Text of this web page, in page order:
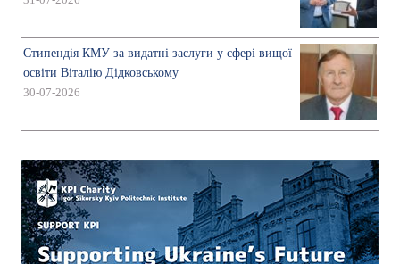
Стипендія КМУ за видатні заслуги у сфері вищої
освіти Віталію Дідковському
30-07-2026